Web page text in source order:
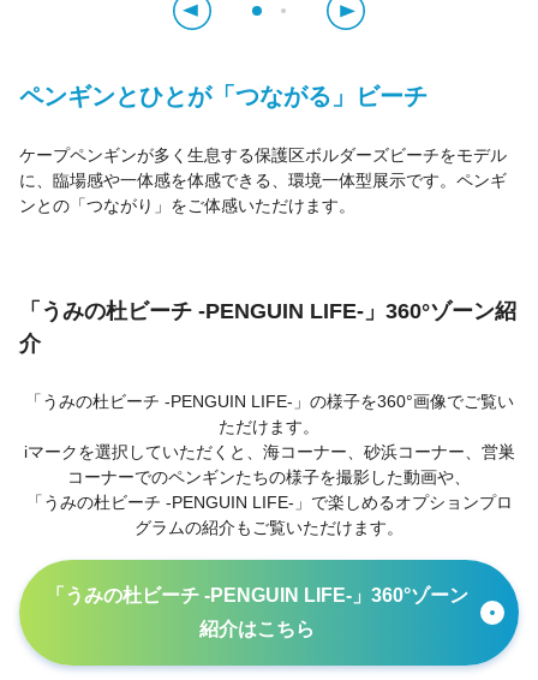
ペンギンとひとが「つながる」ビーチ
ケープペンギンが多く生息する保護区ボルダーズビーチをモデル
に、臨場感や一体感を体感できる、環境一体型展示です。ペンギ
ンとの「つながり」をご体感いただけます。
「うみの杜ビーチ -PENGUIN LIFE-」360°ゾーン紹
介
「うみの杜ビーチ -PENGUIN LIFE-」の様子を360°画像でご覧い
ただけます。
iマークを選択していただくと、海コーナー、砂浜コーナー、営巣
コーナーでのペンギンたちの様子を撮影した動画や、
「うみの杜ビーチ -PENGUIN LIFE-」で楽しめるオプションプロ
グラムの紹介もご覧いただけます。
「うみの杜ビーチ -PENGUIN LIFE-」360°ゾーン
紹介はこちら